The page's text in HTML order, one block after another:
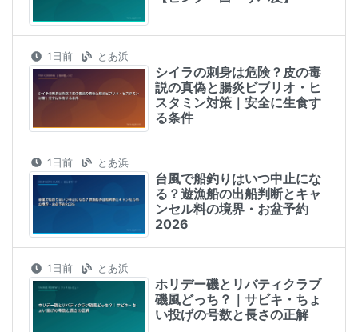
1日前 とあ浜
シイラの刺身は危険？皮の毒
説の真偽と腸炎ビブリオ・ヒ
スタミン対策｜安全に生食す
る条件
1日前 とあ浜
台風で船釣りはいつ中止にな
る？遊漁船の出船判断とキャ
ンセル料の境界・お盆予約
2026
1日前 とあ浜
ホリデー磯とリバティクラブ
磯風どっち？｜サビキ・ちょ
い投げの号数と長さの正解